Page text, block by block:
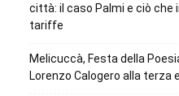
città: il caso Palmi e ciò che
tariffe
Melicuccà, Festa della
Lorenzo Calogero alla terza